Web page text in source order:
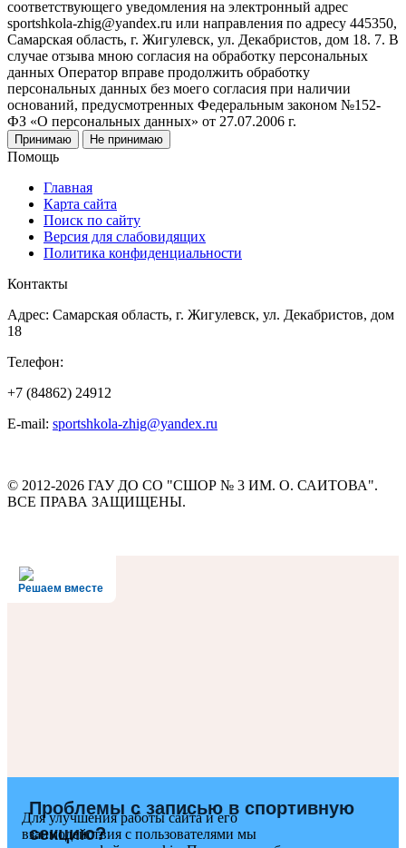
соответствующего уведомления на электронный адрес
sportshkola-zhig@yandex.ru или направления по адресу 445350,
Самарская область, г. Жигулевск, ул. Декабристов, дом 18. 7. В
случае отзыва мною согласия на обработку персональных
данных Оператор вправе продолжить обработку
персональных данных без моего согласия при наличии
оснований, предусмотренных Федеральным законом №152-
ФЗ «О персональных данных» от 27.07.2006 г.
Принимаю Не принимаю
Помощь
Главная
Карта сайта
Поиск по сайту
Версия для слабовидящих
Политика конфиденциальности
Контакты
Адрес: Самарская область, г. Жигулевск, ул. Декабристов, дом
18
Телефон:
+7 (84862) 24912
E-mail: sportshkola-zhig@yandex.ru
© 2012-2026 ГАУ ДО СО "СШОР № 3 ИМ. О. САИТОВА".
ВСЕ ПРАВА ЗАЩИЩЕНЫ.
Решаем вместе
Проблемы с записью в спортивную
секцию?
Для улучшения работы сайта и его
взаимодействия с пользователями мы